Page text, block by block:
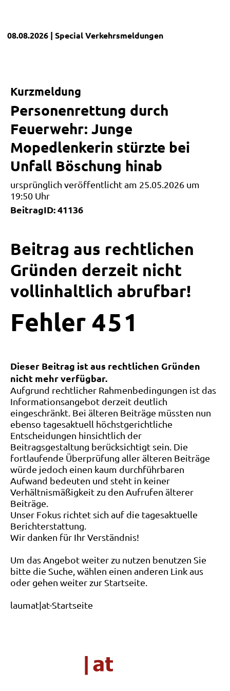
08.08.2026 | SpecialVerkehrsmeldungen
Kurzmeldung
Personenrettung durch
Feuerwehr: Junge
Mopedlenkerin stürzte bei
Unfall Böschung hinab
ursprünglich veröffentlicht am 25.05.2026 um
19:50 Uhr
BeitragID: 41136
Beitrag aus rechtlichen
Gründen derzeit nicht
vollinhaltlich abrufbar!
Fehler 4 5 1
Dieser Beitrag ist aus rechtlichen Gründen
nicht mehr verfügbar.
Aufgrund rechtlicher Rahmenbedingungen ist das
Informationsangebot derzeit deutlich
eingeschränkt. Bei älteren Beiträge müssten nun
ebenso tagesaktuell höchstgerichtliche
Entscheidungen hinsichtlich der
Beitragsgestaltung berücksichtigt sein. Die
fortlaufende Überprüfung aller älteren Beiträge
würde jedoch einen kaum durchführbaren
Aufwand bedeuten und steht in keiner
Verhältnismäßigkeit zu den Aufrufen älterer
Beiträge.
Unser Fokus richtet sich auf die tagesaktuelle
Berichterstattung.
Wir danken für Ihr Verständnis!
Um das Angebot weiter zu nutzen benutzen Sie
bitte die Suche, wählen einen anderen Link aus
oder gehen weiter zur Startseite.
laumat|at-Startseite